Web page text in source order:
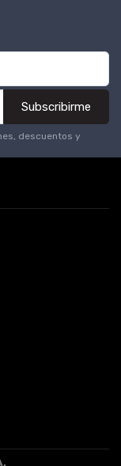
Subscribirme
descuentos y